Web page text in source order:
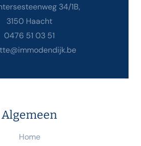
34/1B,
3150 Haacht
0476 51 03 51
Algemeen
Home